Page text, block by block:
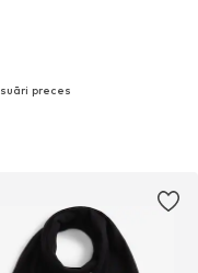
preces